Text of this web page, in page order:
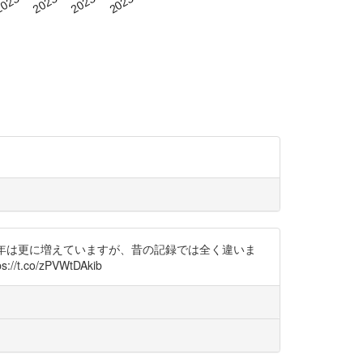
更に増えていますが、昔の記録では全く違いま
t.co/zPVWtDAkib